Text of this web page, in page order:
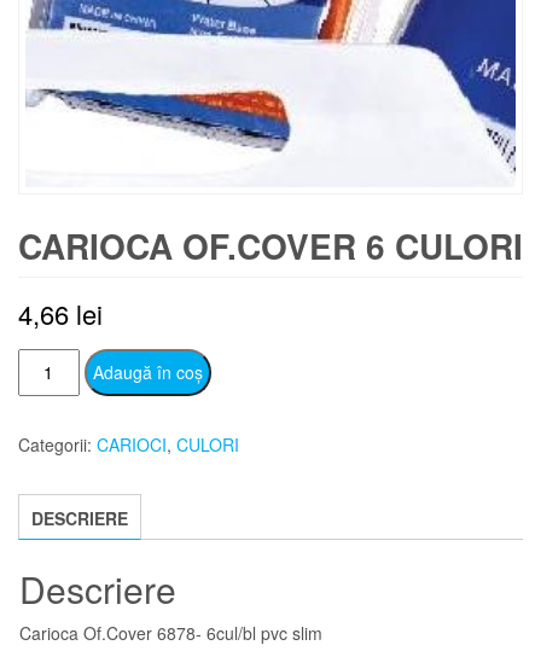
CARIOCA OF.COVER 6 CULORI
4,66 lei
Cantitate
Carioca
6
Adaugă în coș
Categorii: CARIOCI, CULORI
DESCRIERE
Descriere
Carioca Of.Cover 6878- 6cul/bl pvc slim